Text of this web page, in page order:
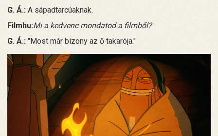
G. Á.: A sápadtarcúaknak.
Filmhu:Mi a kedvenc mondatod a filmből?
G. Á.: "Most már bizony az ő takarója."